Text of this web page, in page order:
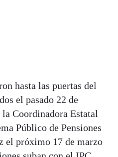
hasta las puertas del
el pasado 22 de
Coordinadora Estatal
Público de Pensiones
el próximo 17 de marzo